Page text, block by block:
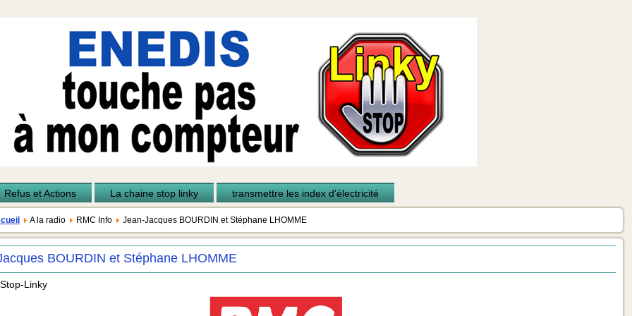
Refus et Actions La chaine stop linky transmettre les index d'électricité
A la radio RMC Info Jean-Jacques BOURDIN et Stéphane LHOMME
BOURDIN et Stéphane LHOMME
Linky